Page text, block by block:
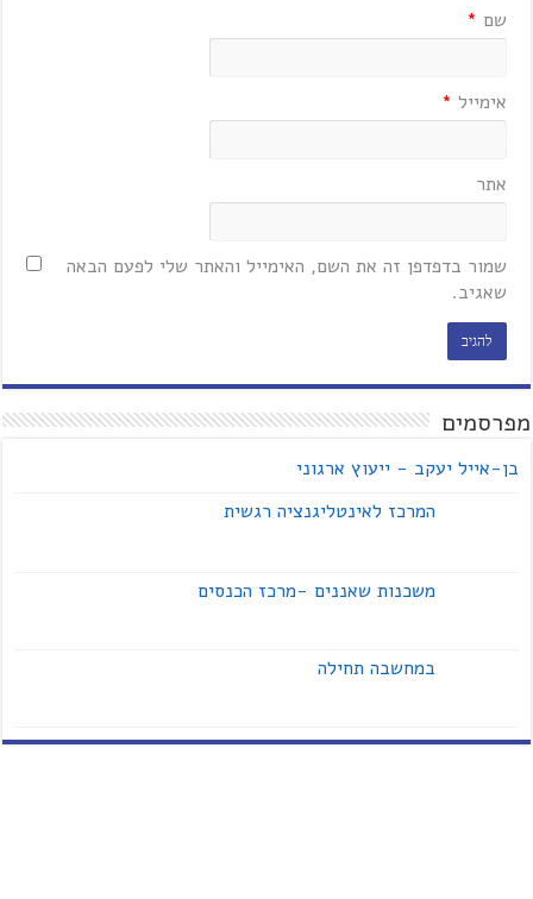
שם *
אימייל *
אתר
שמור בדפדפן זה את השם, האימייל והאתר שלי לפעם הבאה
שאגיב.
מפרסמים
בן-אייל יעקב - ייעוץ ארגוני
המרכז לאינטליגנציה רגשית
משכנות שאננים -מרכז הכנסים
במחשבה תחילה